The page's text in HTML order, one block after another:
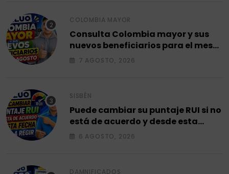
COLOMBIA MAYOR
Consulta Colombia mayor y sus
nuevos beneficiarios para el mes
de agosto 2026.
7 AGOSTO, 2026
SISBÉN
Puede cambiar su puntaje RUI si no
está de acuerdo y desde esta
fecha empieza a regir en el 2026.
6 AGOSTO, 2026
DAMNIFICADOS